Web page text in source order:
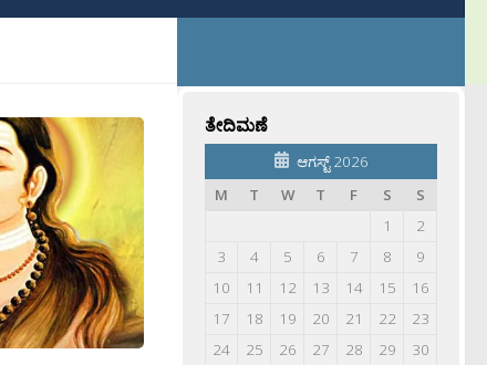
ತೇದಿಮಣೆ
ಆಗಸ್ಟ್ 2026
M
T W T F S
S
1
2
3
4 5 6 7 8
9
10
11 12 13 14 15
16
17
18 19 20 21 22
23
24
25 26 27 28 29
30